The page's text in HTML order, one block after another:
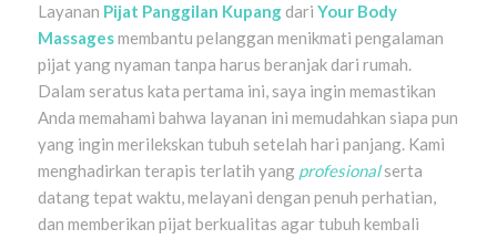
Layanan Pijat Panggilan Kupangdari Your Body
Massagesmembantu pelanggan menikmati pengalaman
pijat yang nyaman tanpa harus beranjak dari rumah.
Dalam seratus kata pertama ini, saya ingin memastikan
Anda memahami bahwa layanan ini memudahkan siapa pun
yang ingin merilekskan tubuh setelah hari panjang. Kami
menghadirkan terapis terlatih yang profesionalserta
datang tepat waktu, melayani dengan penuh perhatian,
dan memberikan pijat berkualitas agar tubuh kembali